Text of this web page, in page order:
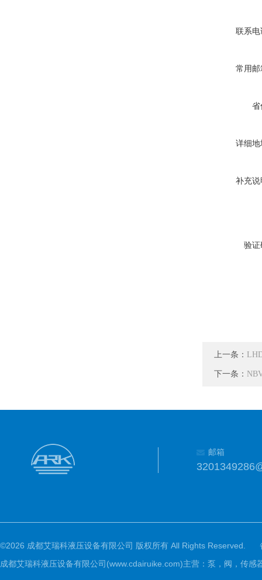
联系
常用
省
详细
补充
验
上一条：
下一条：
邮箱
©2026 成都艾瑞科液压设备有限公司 版权所有 All Rights Reserved.
成都艾瑞科液压设备有限公司(www.cdairuike.com)主营：泵，阀，传